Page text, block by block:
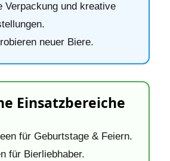
Verpackung und kreative
neuer Biere.
Einsatzbereiche
für Geburtstage & Feiern.
für Bierliebhaber.